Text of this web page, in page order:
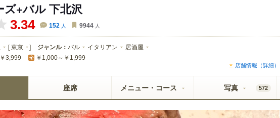
ズ+バル 下北沢
3.34 152 人 9944 人
[東京 ] ジャンル： バル イタリアン 居酒屋
3,999 ￥1,000～￥1,999
店舗情報（詳細）
座席 メニュー・コース 写真 572